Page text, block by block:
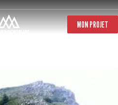
MON PROJET